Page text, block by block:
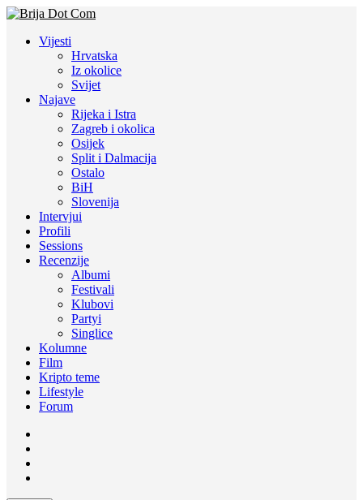
Vijesti
Hrvatska
Iz okolice
Svijet
Najave
Rijeka i Istra
Zagreb i okolica
Osijek
Split i Dalmacija
Ostalo
BiH
Slovenija
Intervjui
Profili
Sessions
Recenzije
Albumi
Festivali
Klubovi
Partyi
Singlice
Kolumne
Film
Kripto teme
Lifestyle
Forum